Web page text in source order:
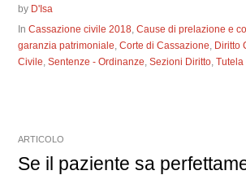
by D'Isa
InCassazione civile 2018 ,Cause di prelazione e
garanzia patrimoniale ,Corte di Cassazione Diritto
Civile ,Sentenze - Ordinanze ,Sezioni Diritto ,Tutela
ARTICOLO
Se il paziente sa